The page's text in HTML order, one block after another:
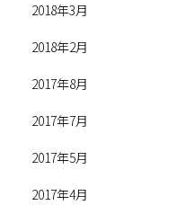
2018年3月
2018年2月
2017年8月
2017年7月
2017年5月
2017年4月